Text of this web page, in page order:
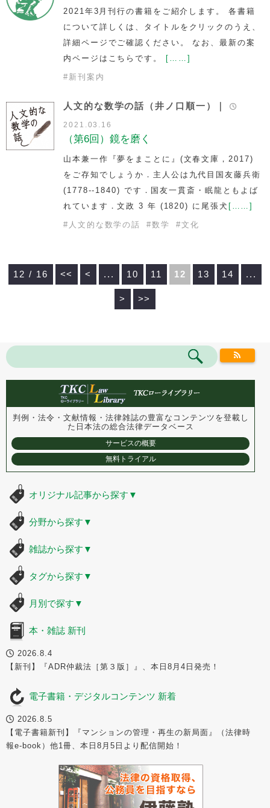
2021年3月刊行の書籍をご紹介します。 各書籍
について詳しくは、タイトルをクリックのうえ、
詳細ページでご確認ください。 なお、最新の案
内ページはこちらです。 [……]
# 新刊案内
人文的な数学の話（井ノ口順一）｜
2021.03.16
（第6回）鏡を磨く
山本兼一作『夢をまことに』(文春文庫，2017)
をご存知でしょうか．主人公は九代目国友藤兵衛
(1778--1840) です．国友一貫斎・眠龍ともよば
れています．文政 3 年 (1820) に尾張犬 [……]
# 人文的な数学の話 #数学 #文化
12 / 16 << < ... 10 11 12 13 14 ...
> >>
判例・法令・文献情報・法律雑誌の豊富なコンテンツを登載し
た 日本法の総合法律データベース
サービスの概要
無料トライアル
オリジナル記事から探す ▼
分野から探す ▼
雑誌から探す ▼
タグから探す ▼
月別で探す ▼
本・雑誌 新刊
2026.8.4
【新刊】『ADR仲裁法［第３版］』、本日8月4日発売！
電子書籍・デジタルコンテンツ 新着
2026.8.5
【電子書籍新刊】『マンションの管理・再生の新局面』（法律時
報e-book）他1冊、本日8月5日より配信開始！